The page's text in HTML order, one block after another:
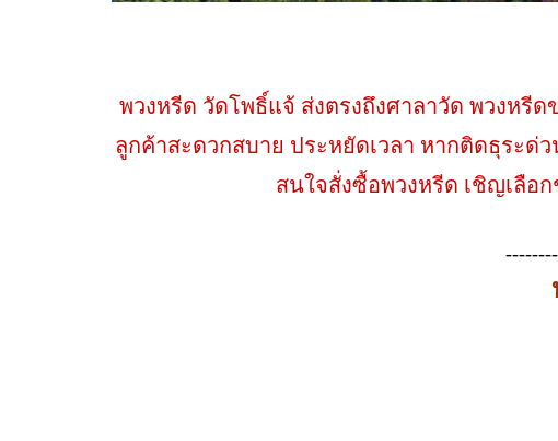
พวงหรีด วัดโพธิ์แจ้ ส่งตรงถึงศาลาวัด พวงหรี
ลูกค้าสะดวกสบาย ประหยัดเวลา หากติดธุระด่
สนใจสั่งซื้อพวงหรีด เชิญเลือ